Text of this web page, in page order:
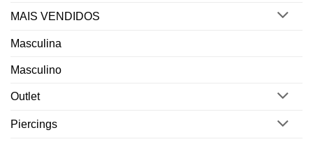
MAIS VENDIDOS
Masculina
Masculino
Outlet
Piercings